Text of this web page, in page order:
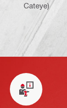
Cateye)